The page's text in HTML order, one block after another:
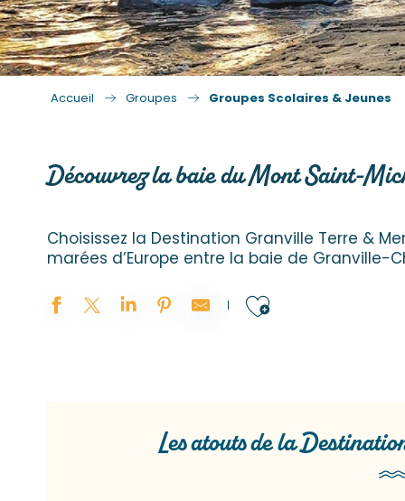
Accueil Groupes Groupes Scolaires & Jeunes
Découvrez la baie du Mont Saint-
Choisissez la Destination Granville Terre &
marées d’Europe entre la baie de Granville-
Ajouter
Les atouts de la